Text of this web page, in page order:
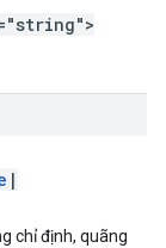
|
chỉ định, quãng